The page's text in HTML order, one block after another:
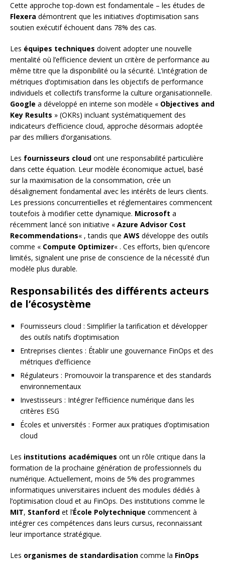
Cette approche top-down est fondamentale – les études de
Flexera démontrent que les initiatives d’optimisation sans
soutien exécutif échouent dans 78% des cas.
Les équipes techniques doivent adopter une nouvelle
mentalité où l’efficience devient un critère de performance au
même titre que la disponibilité ou la sécurité. L’intégration de
métriques d’optimisation dans les objectifs de performance
individuels et collectifs transforme la culture organisationnelle.
Google a développé en interne son modèle « Objectives and
Key Results » (OKRs) incluant systématiquement des
indicateurs d’efficience cloud, approche désormais adoptée
par des milliers d’organisations.
Les fournisseurs cloud ont une responsabilité particulière
dans cette équation. Leur modèle économique actuel, basé
sur la maximisation de la consommation, crée un
désalignement fondamental avec les intérêts de leurs clients.
Les pressions concurrentielles et réglementaires commencent
toutefois à modifier cette dynamique. Microsoft a
récemment lancé son initiative « Azure Advisor Cost
Recommendations« , tandis que AWS développe des outils
comme « Compute Optimizer« . Ces efforts, bien qu’encore
limités, signalent une prise de conscience de la nécessité d’un
modèle plus durable.
Responsabilités des différents acteurs
de l’écosystème
Fournisseurs cloud : Simplifier la tarification et développer
des outils natifs d’optimisation
Entreprises clientes : Établir une gouvernance FinOps et des
métriques d’efficience
Régulateurs : Promouvoir la transparence et des standards
environnementaux
Investisseurs : Intégrer l’efficience numérique dans les
critères ESG
Écoles et universités : Former aux pratiques d’optimisation
cloud
Les institutions académiques ont un rôle critique dans la
formation de la prochaine génération de professionnels du
numérique. Actuellement, moins de 5% des programmes
informatiques universitaires incluent des modules dédiés à
l’optimisation cloud et au FinOps. Des institutions comme le
MIT, Stanford et l’École Polytechnique commencent à
intégrer ces compétences dans leurs cursus, reconnaissant
leur importance stratégique.
Les organismes de standardisation comme la FinOps